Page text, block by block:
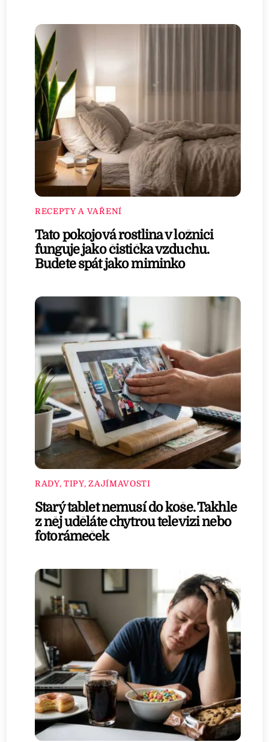
RECEPTY A VAŘENÍ
Tato pokojová rostlina v ložnici
funguje jako čistička vzduchu.
Budete spát jako miminko
RADY, TIPY, ZAJÍMAVOSTI
Starý tablet nemusí do koše. Takhle
z něj uděláte chytrou televizi nebo
fotorámeček